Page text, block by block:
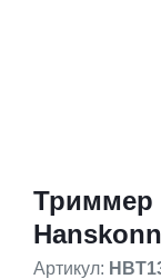
Триммер
Артикул: